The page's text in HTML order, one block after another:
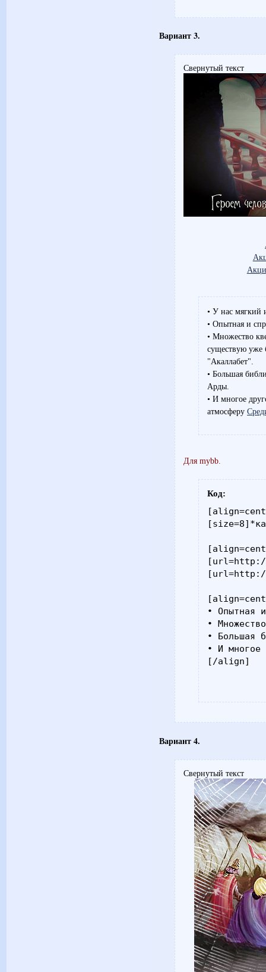
Вариант 3.
Свернутый текст
• У нас мягкий
• Опытная и
• Множество
существую уже
"Акаллабет".
• Большая
Арды.
• И многое
атмосферу
Для mybb.
Код:
[url=http://
[url=http://
• Опытная
•
• Большая
• И
[/align]
Вариант 4.
Свернутый текст